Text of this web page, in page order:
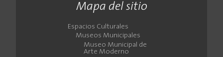
Mapa del sitio
Espacios Culturales
Museos Municipales
Museo Municipal de
Arte Moderno